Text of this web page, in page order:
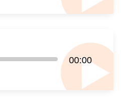
00:00